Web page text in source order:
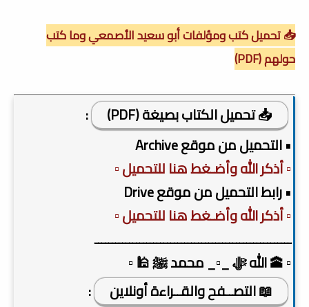
📥 تحميل كتب ومؤلفات أبو سعيد الأصمعي وما كتب
حولهم (PDF)
📥 تحميل الكتاب بصيغة (PDF)
:
• التحميل من موقع Archive
▫️ أذكر الله وأضـغط هنا للتحميل ▫️
• رابط التحميل من موقع Drive
▫️ أذكر الله وأضـغط هنا للتحميل ▫️
ـــــــــــــــــــــــــــــــــــــــــــــــــــــــــ
▫️ 🕋 الله ﷻ _▫️_ محمد ﷺ 🕌 ▫️
📖 التصــفح والقــراءة أونلاين
: